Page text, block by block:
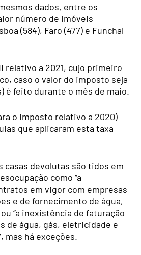
dados, entre os
número de imóveis
(584), Faro (477) e Funchal
relativo a 2021, cujo primeiro
caso o valor do imposto seja
é feito durante o mês de maio.
o imposto relativo a 2020)
que aplicaram esta taxa
casas devolutas são tidos em
como “a
em vigor com empresas
e de fornecimento de água,
“a inexistência de faturação
de água, gás, eletricidade e
mas há exceções.